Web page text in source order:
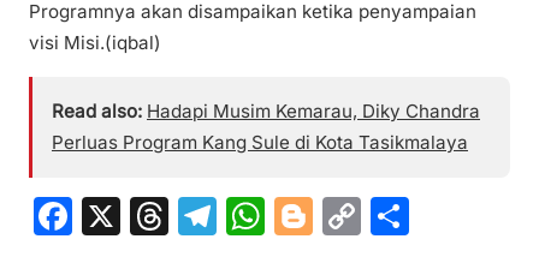
Programnya akan disampaikan ketika penyampaian
visi Misi.(iqbal)
Read also: Hadapi Musim Kemarau, Diky Chandra
Perluas Program Kang Sule di Kota Tasikmalaya
F
X
T
T
W Bl C